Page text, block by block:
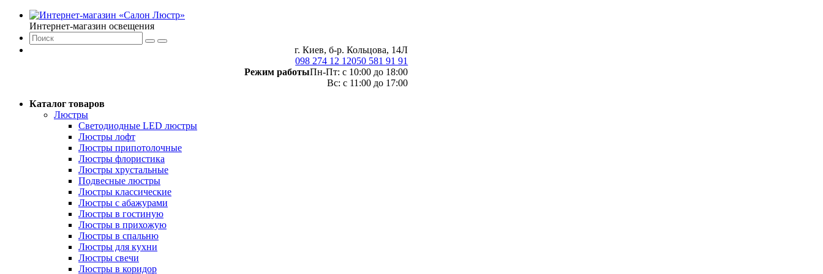
Интернет-магазин освещения
г. Киев, б-р. Кольцова, 14Л
098 274 12 12050 581 91 91
Режим работыПн-Пт: с 10:00 до 18:00
Вс: с 11:00 до 17:00
Каталог товаров
Люстры
Светодиодные LED люстры
Люстры лофт
Люстры припотолочные
Люстры флористика
Люстры хрустальные
Подвесные люстры
Люстры классические
Люстры с абажурами
Люстры в гостиную
Люстры в прихожую
Люстры в спальню
Люстры для кухни
Люстры свечи
Люстры в коридор